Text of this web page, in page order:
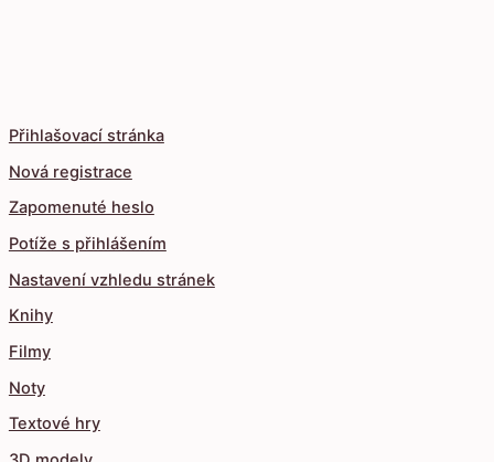
Přihlašovací stránka
Nová registrace
Zapomenuté heslo
Potíže s přihlášením
Nastavení vzhledu stránek
Knihy
Filmy
Noty
Textové hry